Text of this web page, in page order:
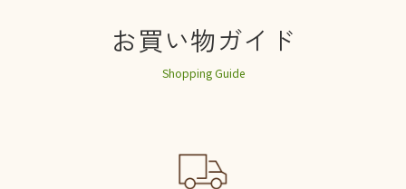
お買い物ガイド
Shopping Guide